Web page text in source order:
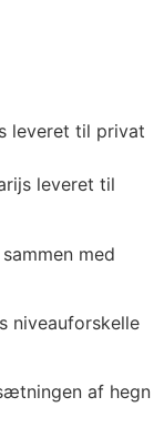
leveret til privat
leveret til
med
niveauforskelle
af hegn